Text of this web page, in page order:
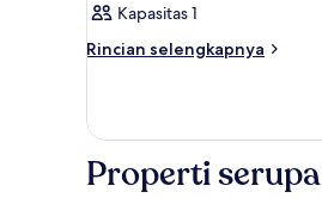
Kapasitas 1
Rincian selengkapnya
Rincian
Kamar
Properti serupa